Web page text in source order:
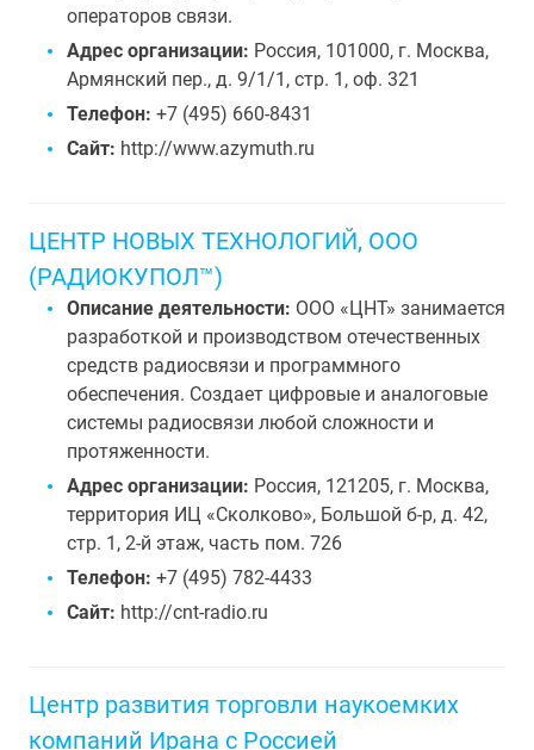
операторов связи.
Адрес организации: Россия, 101000, г. Москва,
Армянский пер., д. 9/1/1, стр. 1, оф. 321
Телефон: +7 (495) 660-8431
Сайт: http://www.azymuth.ru
ЦЕНТР НОВЫХ ТЕХНОЛОГИЙ, ООО
(РАДИОКУПОЛ™)
Описание деятельности: ООО «ЦНТ» занимается
разработкой и производством отечественных
средств радиосвязи и программного
обеспечения. Создает цифровые и аналоговые
системы радиосвязи любой сложности и
протяженности.
Адрес организации: Россия, 121205, г. Москва,
территория ИЦ «Сколково», Большой б-р, д. 42,
стр. 1, 2-й этаж, часть пом. 726
Телефон: +7 (495) 782-4433
Сайт: http://cnt-radio.ru
Центр развития торговли наукоемких
компаний Ирана с Россией